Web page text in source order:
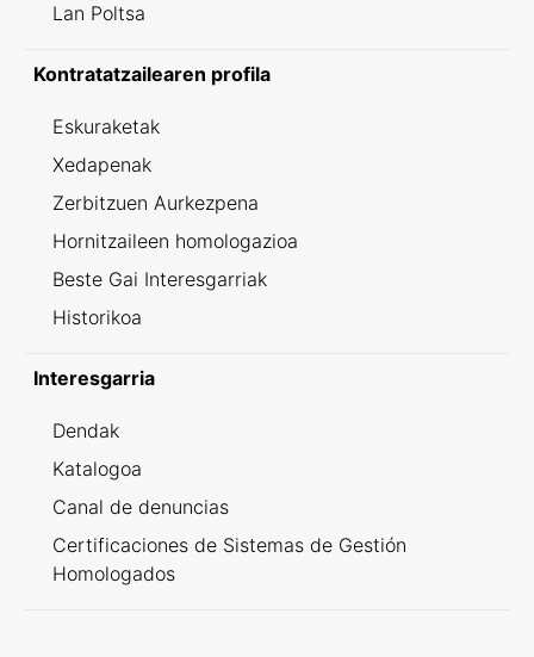
Lan Poltsa
Kontratatzailearen profila
Eskuraketak
Xedapenak
Zerbitzuen Aurkezpena
Hornitzaileen homologazioa
Beste Gai Interesgarriak
Historikoa
Interesgarria
Dendak
Katalogoa
Canal de denuncias
Certificaciones de Sistemas de Gestión
Homologados